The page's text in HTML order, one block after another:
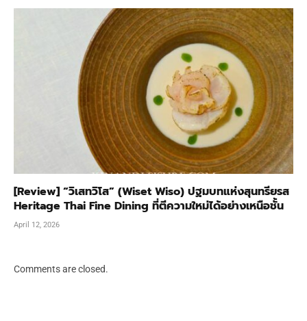
[Review] “วิเสทวิโส” (Wiset Wiso) ปฐมบทแห่งสุนทรียรส
Heritage Thai Fine Dining ที่ตีความใหม่ได้อย่างเหนือชั้น
April 12, 2026
Comments are closed.